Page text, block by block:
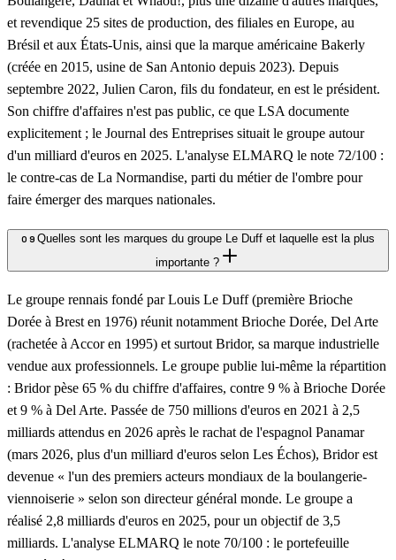
et revendique 25 sites de production, des filiales en Europe, au
Brésil et aux États-Unis, ainsi que la marque américaine Bakerly
(créée en 2015, usine de San Antonio depuis 2023). Depuis
septembre 2022, Julien Caron, fils du fondateur, en est le président.
Son chiffre d'affaires n'est pas public, ce que LSA documente
explicitement ; le Journal des Entreprises situait le groupe autour
d'un milliard d'euros en 2025. L'analyse ELMARQ le note 72/100 :
le contre-cas de La Normandise, parti du métier de l'ombre pour
faire émerger des marques nationales.
09 Quelles sont les marques du groupe Le Duff et laquelle est la plus
importante ?
Le groupe rennais fondé par Louis Le Duff (première Brioche
Dorée à Brest en 1976) réunit notamment Brioche Dorée, Del Arte
(rachetée à Accor en 1995) et surtout Bridor, sa marque industrielle
vendue aux professionnels. Le groupe publie lui-même la répartition
: Bridor pèse 65 % du chiffre d'affaires, contre 9 % à Brioche Dorée
et 9 % à Del Arte. Passée de 750 millions d'euros en 2021 à 2,5
milliards attendus en 2026 après le rachat de l'espagnol Panamar
(mars 2026, plus d'un milliard d'euros selon Les Échos), Bridor est
devenue « l'un des premiers acteurs mondiaux de la boulangerie-
viennoiserie » selon son directeur général monde. Le groupe a
réalisé 2,8 milliards d'euros en 2025, pour un objectif de 3,5
milliards. L'analyse ELMARQ le note 70/100 : le portefeuille